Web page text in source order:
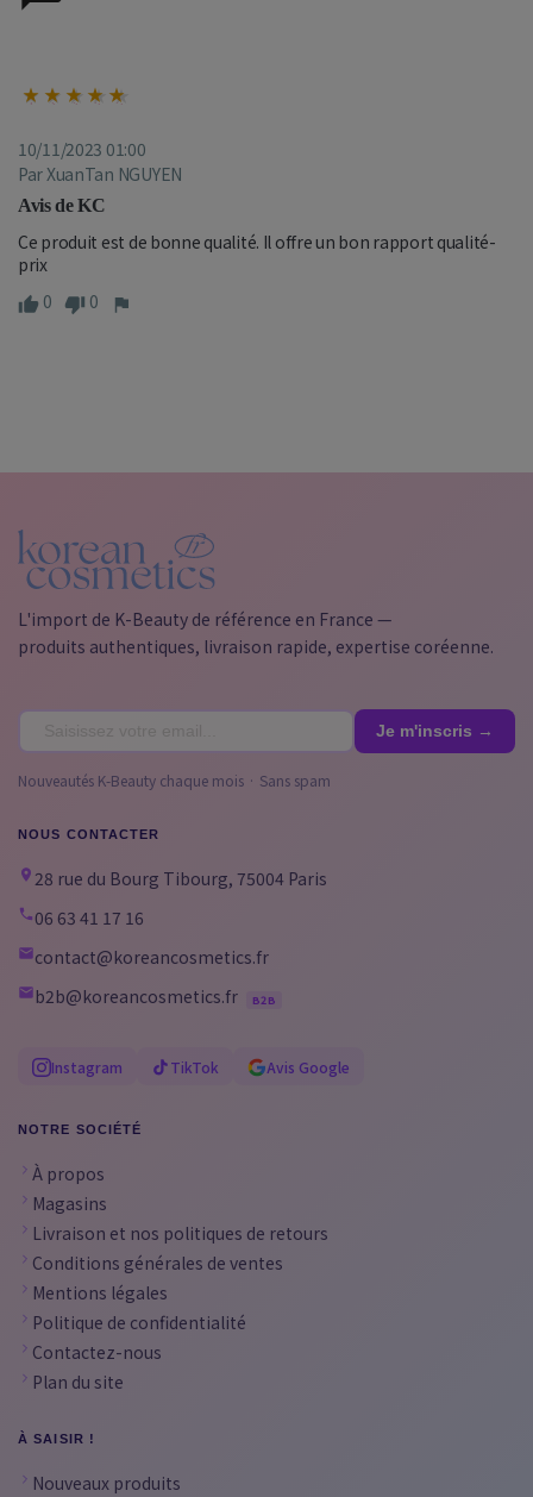
10/11/2023 01:00
Par XuanTan NGUYEN
Avis de KC
Ce produit est de bonne qualité. Il offre un bon rapport qualité-
prix
0
0
L'import de K-Beauty de référence en France —
produits authentiques, livraison rapide, expertise coréenne.
Nouveautés K-Beauty chaque mois · Sans spam
NOUS CONTACTER
28 rue du Bourg Tibourg, 75004 Paris
06 63 41 17 16
contact@koreancosmetics.fr
b2b@koreancosmetics.fr
B2B
Instagram TikTok Avis Google
NOTRE SOCIÉTÉ
À propos
Magasins
Livraison et nos politiques de retours
Conditions générales de ventes
Mentions légales
Politique de confidentialité
Contactez-nous
Plan du site
À SAISIR !
Nouveaux produits